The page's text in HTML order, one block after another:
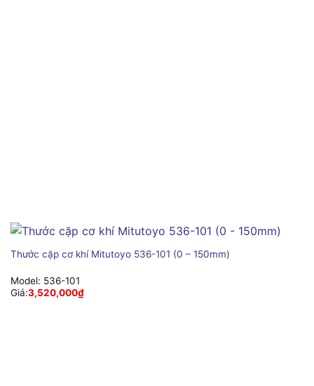
Thước cặp cơ khí Mitutoyo 536-101 (0 – 150mm)
Model: 536-101
Giá:3,520,000₫